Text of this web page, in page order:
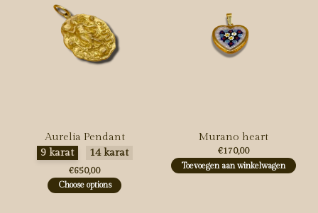
Aurelia Pendant
Maak een keuze:
9 karat 14 karat
€650,00
Choose options
Murano heart
€170,00
Toevoegen aan winkelwagen